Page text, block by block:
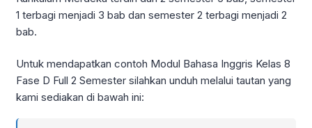
1 terbagi menjadi 3 bab dan semester 2 terbagi menjadi 2
bab.
Untuk mendapatkan contoh Modul Bahasa Inggris Kelas 8
Fase D Full 2 Semester silahkan unduh melalui tautan yang
kami sediakan di bawah ini: